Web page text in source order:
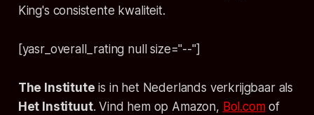
King's consistente kwaliteit.
[yasr_overall_rating null size="--"]
The Institute is in het Nederlands verkrijgbaar als
Het Instituut. Vind hem op Amazon, Bol.comof